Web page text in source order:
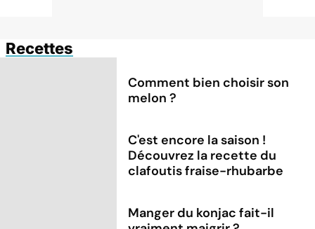
Recettes
Comment bien choisir son
melon ?
C'est encore la saison !
Découvrez la recette du
clafoutis fraise-rhubarbe
Manger du konjac fait-il